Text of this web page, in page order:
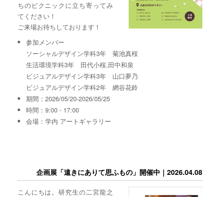
ちのピクニックに立ち寄ってみ
てください！
ご来場お待ちしております！
参加メンバー
ソーシャルデザイン学科3年 菊池真桜
生活環境学科3年 田代小桜,田中和泉
ビジュアルデザイン学科3年 山口夢乃
ビジュアルデザイン学科2年 網谷花鈴
期間：2026/05/20-2026/05/25
時間：9:00 - 17:00
会場：学内 アートギャラリー
企画展「遠きにありて思ふもの」開催中｜2026.04.08
こんにちは。研究生の二宮龍之